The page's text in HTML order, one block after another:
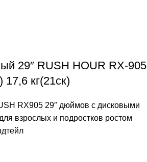
29″ RUSH HOUR RX-905
кг(21ск)
RX905 29″ дюймов с дисковыми
взрослых и подростков ростом